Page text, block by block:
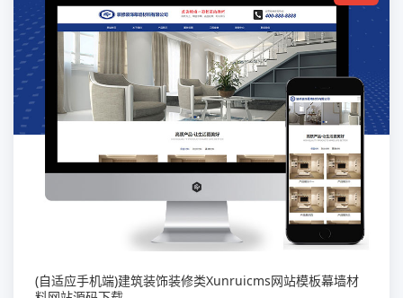
(自适应手机端)建筑装饰装修类Xunruicms网站模板幕墙材